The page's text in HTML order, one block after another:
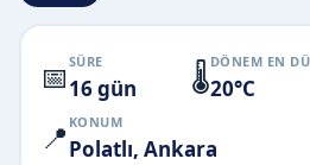
📅 SÜRE
16 gün 🌡️DÖNEM EN
20°C
📍 KONUM
Polatlı, Ankara